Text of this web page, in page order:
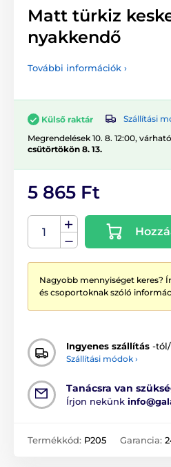
Matt türkiz
nyakkendő
További információk ›
Külső raktár
Szállítási
Megrendelések 10. 8. 12:00,
csütörtökön 8. 13.
5 865 Ft
Nagyobb mennyiséget keres?
és csoportoknak szóló
Ingyenes szállítás -
Szállítási módok ›
Tanácsra van
Írjon nekünk
Termékkód: P205 Garancia: